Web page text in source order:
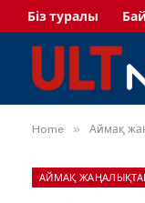
Біз туралы
Home » Аймақ
АЙМАҚ